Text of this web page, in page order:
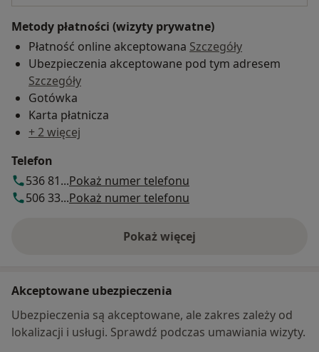
Metody płatności (wizyty prywatne)
Płatność online akceptowana Szczegóły
Ubezpieczenia akceptowane pod tym adresem
Szczegóły
Gotówka
Karta płatnicza
+ 2 więcej
Telefon
536 81...Pokaż numer telefonu
506 33...Pokaż numer telefonu
Pokaż więcej
o adresie
Akceptowane ubezpieczenia
Ubezpieczenia są akceptowane, ale zakres zależy od
lokalizacji i usługi. Sprawdź podczas umawiania wizyty.